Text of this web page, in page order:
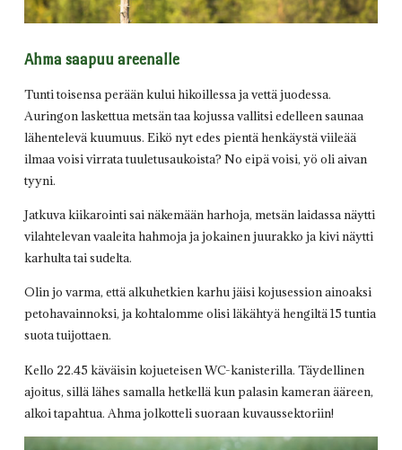
Ahma saapuu areenalle
Tunti toisensa perään kului hikoillessa ja vettä juodessa.
Auringon laskettua metsän taa kojussa vallitsi edelleen saunaa
lähentelevä kuumuus. Eikö nyt edes pientä henkäystä viileää
ilmaa voisi virrata tuuletusaukoista? No eipä voisi, yö oli aivan
tyyni.
Jatkuva kiikarointi sai näkemään harhoja, metsän laidassa näytti
vilahtelevan vaaleita hahmoja ja jokainen juurakko ja kivi näytti
karhulta tai sudelta.
Olin jo varma, että alkuhetkien karhu jäisi kojusession ainoaksi
petohavainnoksi, ja kohtalomme olisi läkähtyä hengiltä 15 tuntia
suota tuijottaen.
Kello 22.45 käväisin kojueteisen WC-kanisterilla. Täydellinen
ajoitus, sillä lähes samalla hetkellä kun palasin kameran ääreen,
alkoi tapahtua. Ahma jolkotteli suoraan kuvaussektoriin!